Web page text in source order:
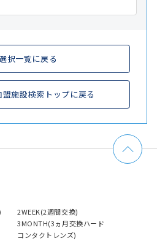
択一覧に戻る
施設検索トップに戻る
2WEEK(2週間交換)
3MONTH(3ヵ月交換ハード
コンタクトレンズ)